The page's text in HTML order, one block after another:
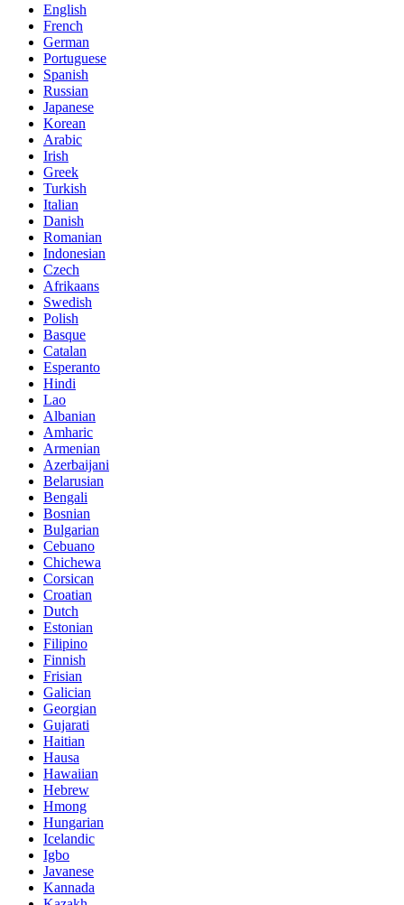
English
French
German
Portuguese
Spanish
Russian
Japanese
Korean
Arabic
Irish
Greek
Turkish
Italian
Danish
Romanian
Indonesian
Czech
Afrikaans
Swedish
Polish
Basque
Catalan
Esperanto
Hindi
Lao
Albanian
Amharic
Armenian
Azerbaijani
Belarusian
Bengali
Bosnian
Bulgarian
Cebuano
Chichewa
Corsican
Croatian
Dutch
Estonian
Filipino
Finnish
Frisian
Galician
Georgian
Gujarati
Haitian
Hausa
Hawaiian
Hebrew
Hmong
Hungarian
Icelandic
Igbo
Javanese
Kannada